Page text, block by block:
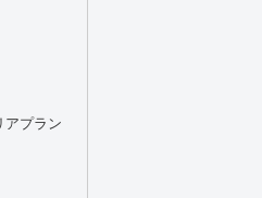
アプラン